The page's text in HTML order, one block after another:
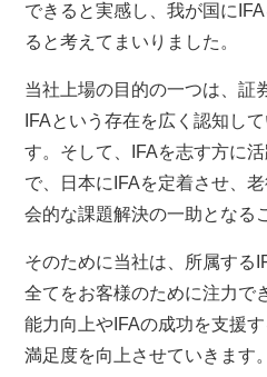
できると実感し、我が国に
ると考えてまいりました。
当社上場の目的の一つは、証
IFAという存在を広く認知し
す。そして、IFAを志す方に
で、日本にIFAを定着させ、
会的な課題解決の一助となる
そのために当社は、所属する
全てをお客様のために注力で
能力向上やIFAの成功を支援
満足度を向上させていきます。